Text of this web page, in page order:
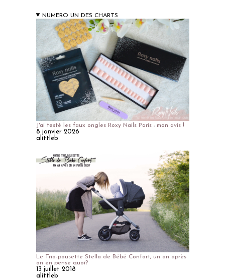
NUMERO UN DES CHARTS
J'ai testé les faux ongles Roxy Nails Paris : mon avis !
8 janvier 2026
alittleb
Le Trio-pousette Stella de Bébé Confort, un an après
on en pense quoi?
13 juillet 2018
alittleb